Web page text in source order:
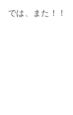
では、また！！